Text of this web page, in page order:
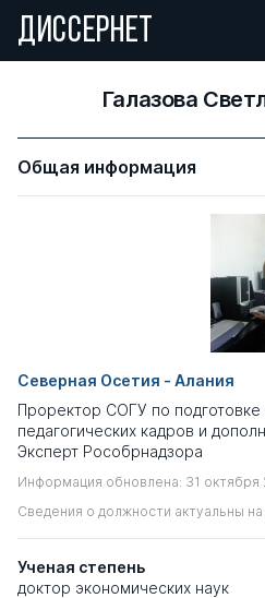
ДИССЕРНЕТ
Галазова
Общая информация
Северная Осетия - Алания
Проректор СОГУ по подготовке
педагогических кадров и
Эксперт Рособрнадзора
Информация обновлена: 31 октября
Сведения о должности актуальны
Ученая степень
доктор экономических наук